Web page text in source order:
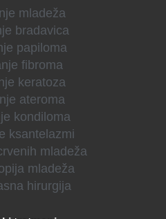
mladeža
bradavica
papiloma
fibroma
keratoza
ateroma
kondiloma
ksantelazmi
mladeža
mladeža
hirurgija